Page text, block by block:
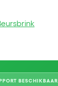
BESCHIKBAAR